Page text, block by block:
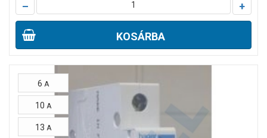
– +
KOSÁRBA
6 A
10 A
13 A